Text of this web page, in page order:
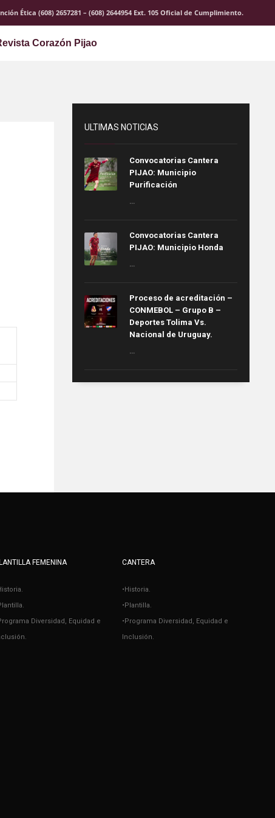
Ética (608) 2657281 – (608) 2644954 Ext. 105 Oficial de Cumplimiento.
Corazón Pijao
ULTIMAS NOTICIAS
Convocatorias Cantera
PIJAO: Municipio
Purificación
...
Convocatorias Cantera
PIJAO: Municipio Honda
...
Proceso de acreditación –
CONMEBOL – Grupo B –
Deportes Tolima Vs.
Nacional de Uruguay.
...
FEMENINA
Diversidad, Equidad e
CANTERA
•Historia.
•Plantilla.
•Programa Diversidad, Equidad e
Inclusión.